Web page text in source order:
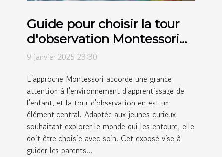
Guide pour choisir la tour
d'observation Montessori
adaptée à votre enfant
9 janvier 2025 23:30
L'approche Montessori accorde une grande
attention à l'environnement d'apprentissage de
l'enfant, et la tour d'observation en est un
élément central. Adaptée aux jeunes curieux
souhaitant explorer le monde qui les entoure, elle
doit être choisie avec soin. Cet exposé vise à
guider les parents...